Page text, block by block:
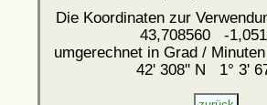
Die Koordinaten zur
43,708560 -
umgerechnet in Grad /
42' 308'' N 1° 3'